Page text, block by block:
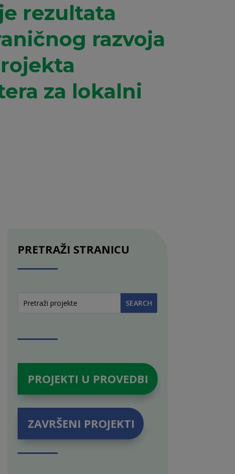
rezultata
razvoja
za lokalni
PRETRAŽI STRANICU
PROJEKTI U PROVEDBI
ZAVRŠENI PROJEKTI